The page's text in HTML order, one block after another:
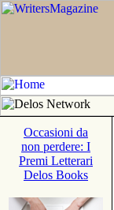
Occasioni da
non perdere: I
Premi Letterari
Delos Books